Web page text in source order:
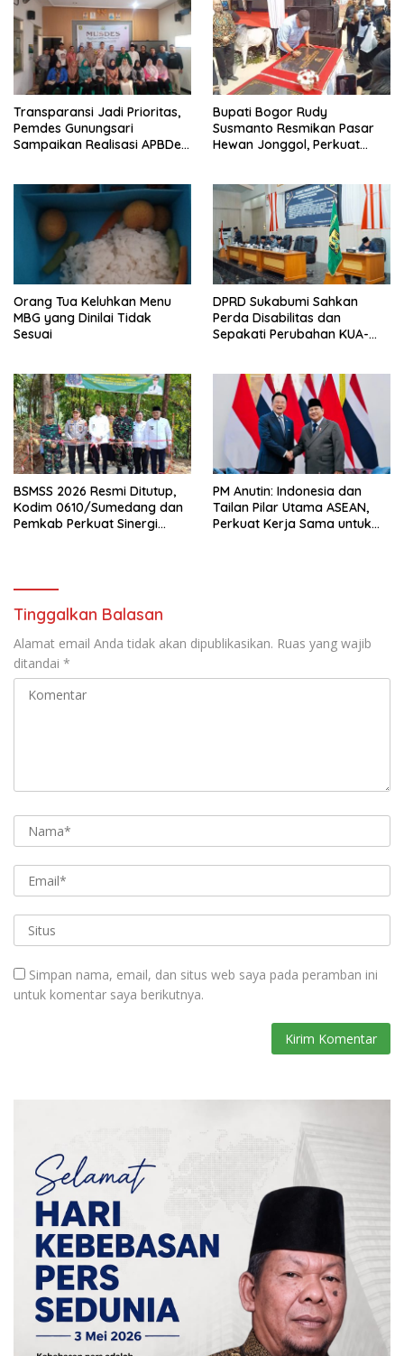
Transparansi Jadi Prioritas,
Pemdes Gunungsari
Sampaikan Realisasi APBDes
Bupati Bogor Rudy
Susmanto Resmikan Pasar
Hewan Jonggol, Perkuat
Orang Tua Keluhkan Menu
MBG yang Dinilai Tidak
Sesuai
DPRD Sukabumi Sahkan
Perda Disabilitas dan
Sepakati Perubahan KUA-
BSMSS 2026 Resmi Ditutup,
Kodim 0610/Sumedang dan
Pemkab Perkuat Sinergi
PM Anutin: Indonesia dan
Tailan Pilar Utama ASEAN,
Perkuat Kerja Sama untuk
Tinggalkan Balasan
Alamat email Anda tidak akan dipublikasikan. Ruas yang wajib
ditandai *
Simpan nama, email, dan situs web saya pada peramban ini
untuk komentar saya berikutnya.